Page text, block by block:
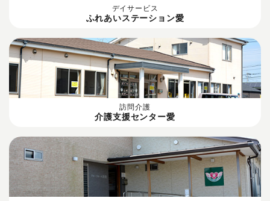
デイサービス
ふれあいステーション愛
訪問介護
介護支援センター愛